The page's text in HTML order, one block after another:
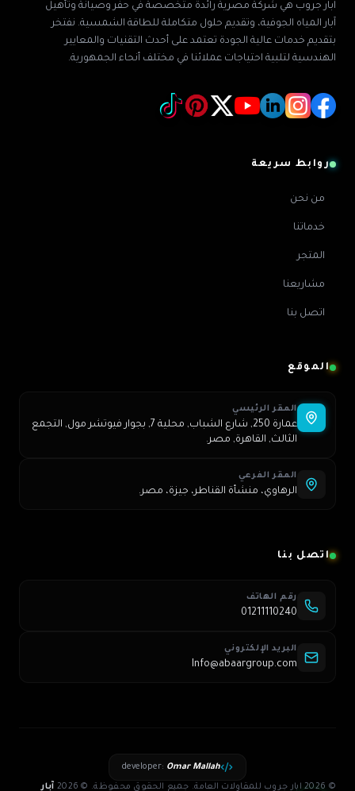
ابار جروب هي شركة مصرية رائدة متخصصة في حفر وصيانة وتأهيل
آبار المياه الجوفية، وتقديم حلول متكاملة للطاقة الشمسية. نفتخر
بتقديم خدمات عالية الجودة تعتمد على أحدث التقنيات والمعايير
الهندسية لتلبية احتياجات عملائنا في مختلف أنحاء الجمهورية.
روابط سريعة
من نحن
خدماتنا
المتجر
مشاريعنا
اتصل بنا
الموقع
المقر الرئيسي
عمارة 250, شارع الشباب, محلية 7, بجوار فيوتشر مول, التجمع
الثالث, القاهرة, مصر.
المقر الفرعي
الرهاوي، منشأة القناطر، جيزة، مصر.
اتصل بنا
رقم الهاتف
01211110240
البريد الإلكتروني
Info@abaargroup.com
© 2026 ابار جروب للمقاولات العامة. جميع الحقوق محفوظة. ©
2026 آبار
developer: Omar Mallah